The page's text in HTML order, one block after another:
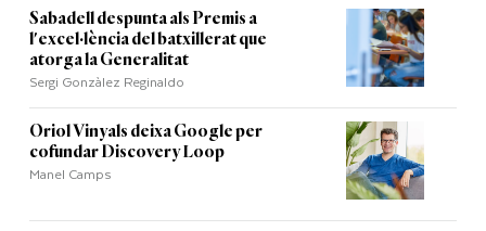
Sabadell despunta als Premis a
l'excel·lència del batxillerat que
atorga la Generalitat
Sergi Gonzàlez Reginaldo
Oriol Vinyals deixa Google per
cofundar Discovery Loop
Manel Camps